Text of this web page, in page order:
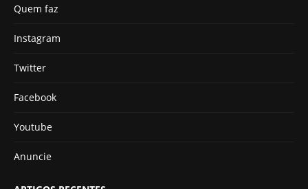
Quem faz
Instagram
Twitter
Facebook
Youtube
Anuncie